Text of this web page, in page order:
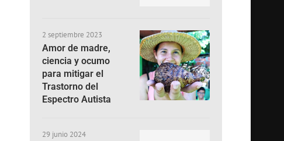
2 septiembre 2023
Amor de madre,
ciencia y ocumo
para mitigar el
Trastorno del
Espectro Autista
29 junio 2024